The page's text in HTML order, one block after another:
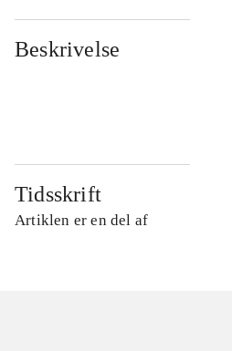
Beskrivelse
Tidsskrift
Artiklen er en del af